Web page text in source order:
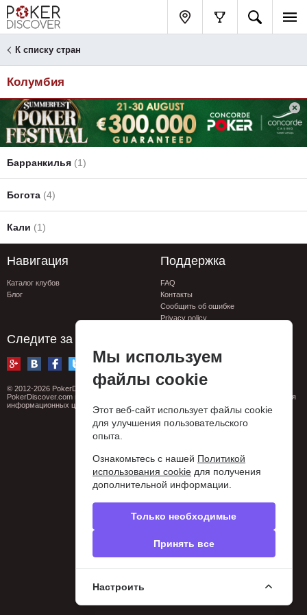
К списку стран
Колумбия
Барранкилья (1)
Богота (4)
Кали (1)
Навигация
Каталог клубов
Блог
Поддержка
FAQ
Контакты
Сообщить об ошибке
Privacy policy
Следите за нами
© 2012-2026 PokerDiscover.com. Все права защищены.
PokerDiscover.com не является организатором игр. Сайт предназначен только для
информационных целей. 18+
Мы используем
файлы cookie
Этот веб-сайт использует файлы cookie
для улучшения пользовательского
опыта.
Ознакомьтесь с нашей Политикой
использования cookie для получения
дополнительной информации.
Только необходимые
Принять все
Настроить